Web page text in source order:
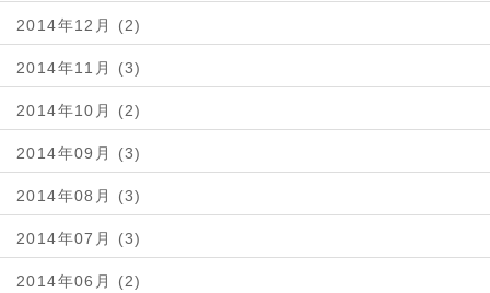
2014年12月 (2)
2014年11月 (3)
2014年10月 (2)
2014年09月 (3)
2014年08月 (3)
2014年07月 (3)
2014年06月 (2)